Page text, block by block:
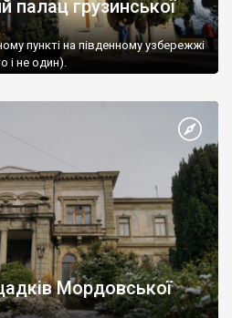
палац грузинської
пункті на південному узбережжі
і не один).
Мордовської